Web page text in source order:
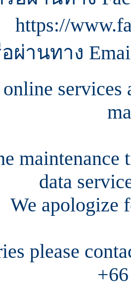
https://
ผ่านทาง
maintenance
data
We apologize
please